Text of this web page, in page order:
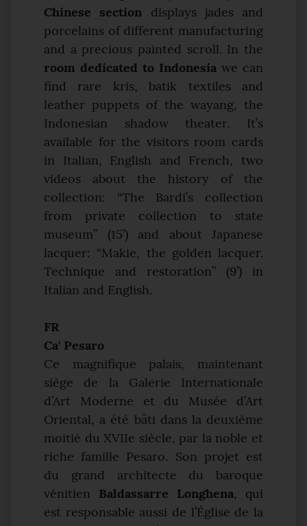
Chinese section displays jades and
porcelains of different manufacturing
and a precious painted scroll. In the
room dedicated to Indonesia we can
find rare kris, batik textiles and
leather puppets of the wayang, the
Indonesian shadow theater. It’s
available for the visitors room cards
in Italian, English and French, two
videos about the history of the
collection: “The Bardi’s collection
from private collection to state
museum” (15’) and about Japanese
lacquer: “Makie, the golden lacquer.
Technique and restoration” (9’) in
Italian and English.
FR
Ca' Pesaro
Ce magnifique palais, maintenant
siège de la Galerie Internationale
d’Art Moderne et du Musée d’Art
Oriental, a été bâti dans la deuxième
moitié du XVIIe siècle, par la noble et
riche famille Pesaro. Son projet est
du grand architecte du baroque
vénitien Baldassarre Longhena, qui
est responsable aussi de l’Église de la